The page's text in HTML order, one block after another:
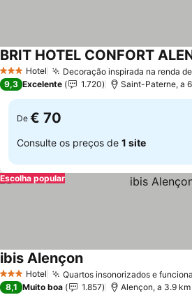
3 EstrelasHotel Decoração inspirada na renda
BRIT HOTEL CONFORT
9,3 Excelente 1.720 Saint-Paterne, a
De € 70
Consulte os preços de 1 site
Escolha popular
3 EstrelasHotel Quartos insonorizados e
ibis AlençonVer preços
8,1 Muito boa 1.857 Alençon, a 3.9